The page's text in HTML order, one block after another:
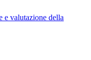
e valutazione della